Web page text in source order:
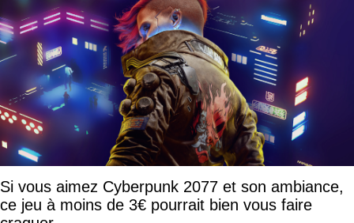
Si vous aimez Cyberpunk 2077 et son ambiance,
ce jeu à moins de 3€ pourrait bien vous faire